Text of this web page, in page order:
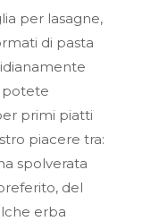
per lasagne,
di pasta
potete
primi piatti
piacere tra:
spolverata
del
erba